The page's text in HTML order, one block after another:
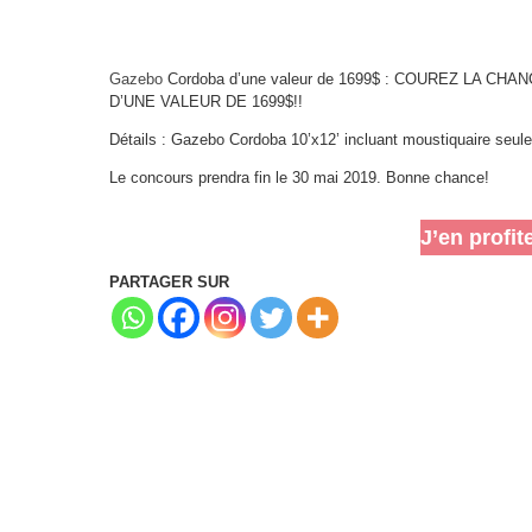
Gazebo Cordoba d’une valeur de 1699$ : COUREZ LA
D’UNE VALEUR DE 1699$!!
Détails : Gazebo Cordoba 10’x12’ incluant moustiquaire
Le concours prendra fin le 30 mai 2019. Bonne chance!
J’en
PARTAGER SUR